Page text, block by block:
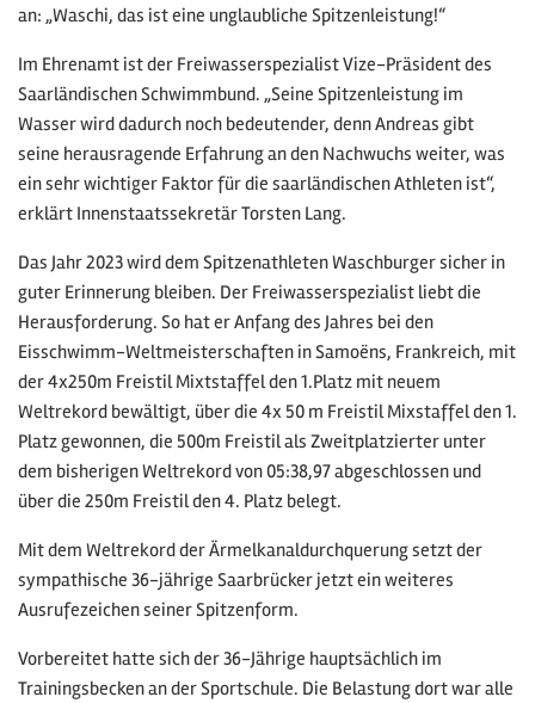
an: „Waschi, das ist eine unglaubliche Spitzenleistung!“
Im Ehrenamt ist der Freiwasserspezialist Vize-Präsident des
Saarländischen Schwimmbund. „Seine Spitzenleistung im
Wasser wird dadurch noch bedeutender, denn Andreas gibt
seine herausragende Erfahrung an den Nachwuchs weiter, was
ein sehr wichtiger Faktor für die saarländischen Athleten ist“,
erklärt Innenstaatssekretär Torsten Lang.
Das Jahr 2023 wird dem Spitzenathleten Waschburger sicher in
guter Erinnerung bleiben. Der Freiwasserspezialist liebt die
Herausforderung. So hat er Anfang des Jahres bei den
Eisschwimm-Weltmeisterschaften in Samoëns, Frankreich, mit
der 4x250m Freistil Mixtstaffel den 1.Platz mit neuem
Weltrekord bewältigt, über die 4x 50 m Freistil Mixstaffel den 1.
Platz gewonnen, die 500m Freistil als Zweitplatzierter unter
dem bisherigen Weltrekord von 05:38,97 abgeschlossen und
über die 250m Freistil den 4. Platz belegt.
Mit dem Weltrekord der Ärmelkanaldurchquerung setzt der
sympathische 36-jährige Saarbrücker jetzt ein weiteres
Ausrufezeichen seiner Spitzenform.
Vorbereitet hatte sich der 36-Jährige hauptsächlich im
Trainingsbecken an der Sportschule. Die Belastung dort war alle